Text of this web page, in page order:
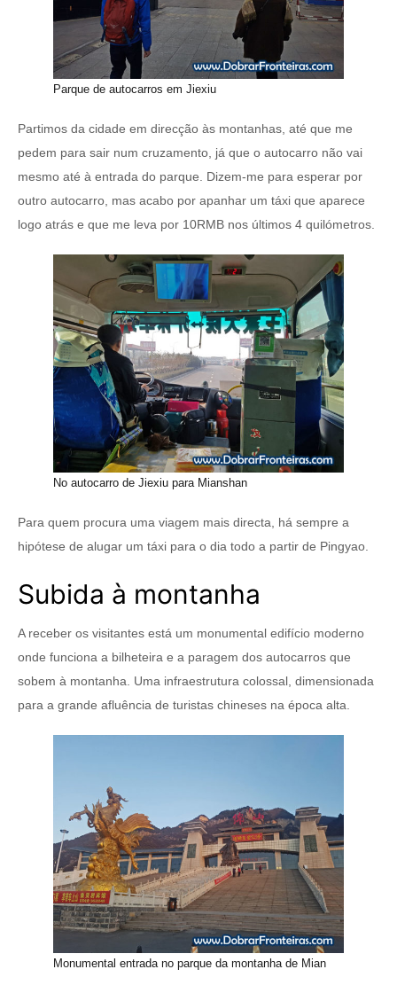
Parque de autocarros em Jiexiu
Partimos da cidade em direcção às montanhas, até que me
pedem para sair num cruzamento, já que o autocarro não vai
mesmo até à entrada do parque. Dizem-me para esperar por
outro autocarro, mas acabo por apanhar um táxi que aparece
logo atrás e que me leva por 10RMB nos últimos 4 quilómetros.
No autocarro de Jiexiu para Mianshan
Para quem procura uma viagem mais directa, há sempre a
hipótese de alugar um táxi para o dia todo a partir de Pingyao.
Subida à montanha
A receber os visitantes está um monumental edifício moderno
onde funciona a bilheteira e a paragem dos autocarros que
sobem à montanha. Uma infraestrutura colossal, dimensionada
para a grande afluência de turistas chineses na época alta.
Monumental entrada no parque da montanha de Mian